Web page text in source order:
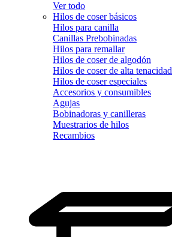
Ver todo
Hilos de coser básicos
Hilos para canilla
Canillas Prebobinadas
Hilos para remallar
Hilos de coser de algodón
Hilos de coser de alta tenacidad
Hilos de coser especiales
Accesorios y consumibles
Agujas
Bobinadoras y canilleras
Muestrarios de hilos
Recambios